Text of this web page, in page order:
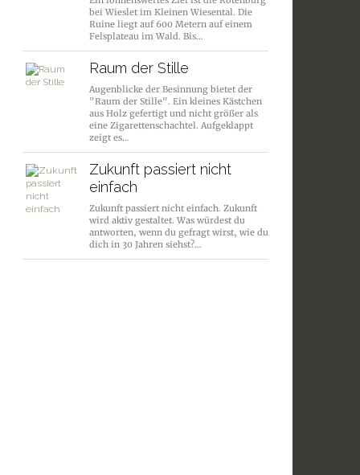
bei Wieslet im Kleinen Wiesental. Die
Ruine liegt auf 600 Metern auf einem
Felsplateau im Wald. Bis…
Raum der Stille
Augenblicke der Besinnung bietet der
"Raum der Stille". Ein kleines Kästchen
aus Holz gefertigt und nicht größer als
eine Zigarettenschachtel. Aufgeklappt
zeigt es…
Zukunft passiert nicht
einfach
Zukunft passiert nicht einfach. Zukunft
wird aktiv gestaltet. Was würdest du
antworten, wenn du gefragt wirst, wie du
dich in 30 Jahren siehst?…